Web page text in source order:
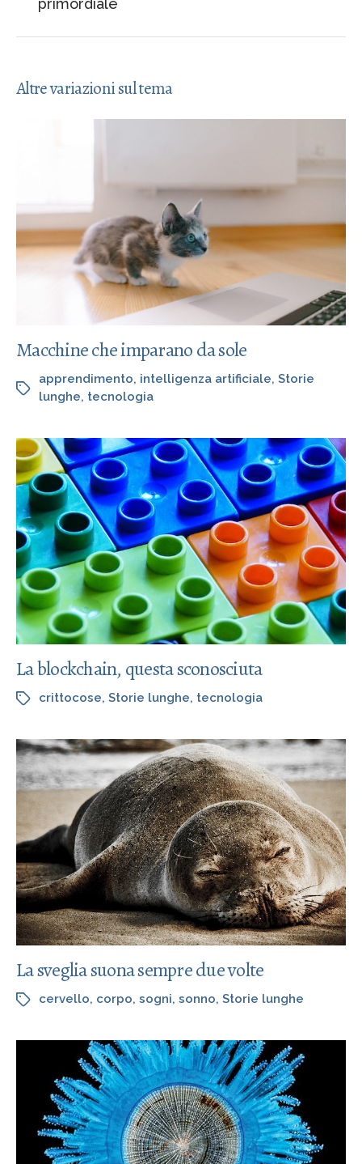
primordiale
Altre variazioni sul tema
Macchine che imparano da sole
apprendimento, intelligenza artificiale, Storie
lunghe, tecnologia
La blockchain, questa sconosciuta
crittocose, Storie lunghe, tecnologia
La sveglia suona sempre due volte
cervello, corpo, sogni, sonno, Storie lunghe